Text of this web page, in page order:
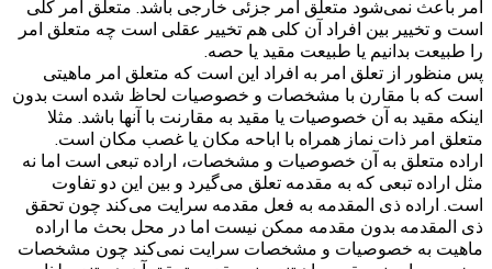
امر باعث نمی‌شود متعلق امر جزئی خارجی باشد. متعلق امر کلی
است و تخییر بین افراد آن کلی هم تخییر عقلی است چه متعلق امر
را طبیعت بدانیم یا طبیعت مقید یا حصه.
پس منظور از تعلق امر به افراد این است که متعلق امر ماهیتی
است که با مقارن با مشخصات و خصوصیات لحاظ شده است بدون
اینکه مقید به آن خصوصیات یا مقید به مقارنت با آنها باشد. مثلا
متعلق امر ذات نماز همراه با اباحه مکان یا غصب مکان است.
اراده‌ متعلق به آن خصوصیات و مشخصات، اراده تبعی است اما نه
مثل اراده تبعی که به مقدمه تعلق می‌گیرد و بین این دو تفاوت
است. اراده ذی المقدمه به فعل مقدمه سرایت می‌کند چون تحقق
ذی المقدمه بدون مقدمه ممکن نیست اما در محل بحث ما اراده
ماهیت به خصوصیات و مشخصات سرایت نمی‌کند چون مشخصات